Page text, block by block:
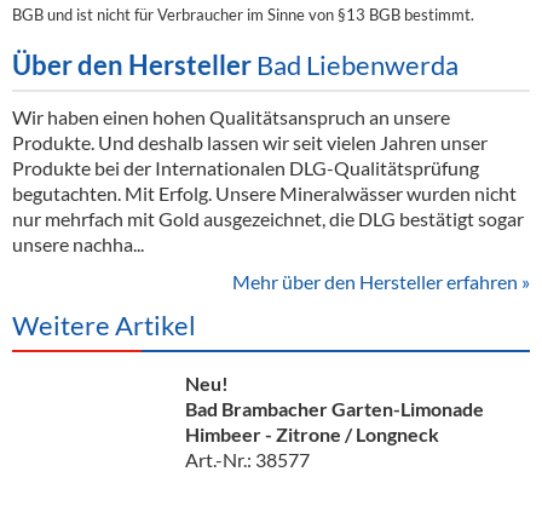
BGB und ist nicht für Verbraucher im Sinne von §13 BGB bestimmt.
Über den Hersteller Bad Liebenwerda
Wir haben einen hohen Qualitätsanspruch an unsere
Produkte. Und deshalb lassen wir seit vielen Jahren unser
Produkte bei der Internationalen DLG-Qualitätsprüfung
begutachten. Mit Erfolg. Unsere Mineralwässer wurden nicht
nur mehrfach mit Gold ausgezeichnet, die DLG bestätigt sogar
unsere nachha...
Mehr über den Hersteller erfahren »
Weitere Artikel
Neu!
Bad Brambacher Garten-Limonade
Himbeer - Zitrone / Longneck
Art.-Nr.: 38577